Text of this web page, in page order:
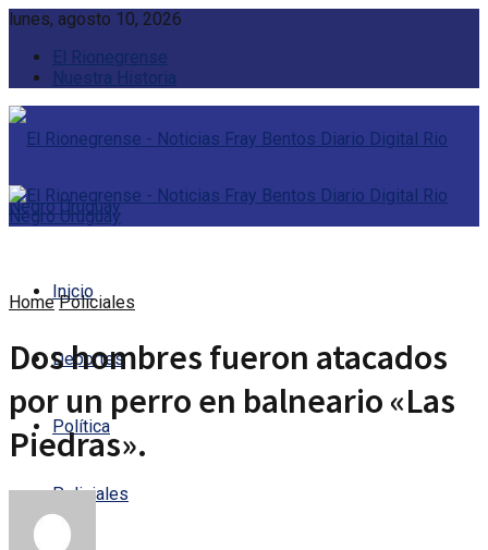
lunes, agosto 10, 2026
El Rionegrense
Nuestra Historia
Inicio
Deportes
Política
Policiales
Home Policiales
Dos hombres fueron atacados
por un perro en balneario «Las
Piedras».